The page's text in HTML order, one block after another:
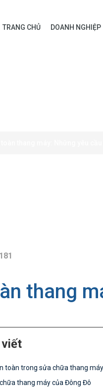
TRANG CHỦ DOANH NGHIỆP
thang
viết
toàn trong sửa chữa thang máy
thang máy của Đông Đô